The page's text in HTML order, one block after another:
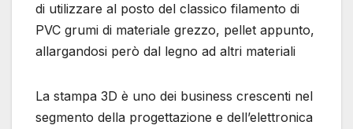
di utilizzare al posto del classico filamento di
PVC grumi di materiale grezzo, pellet appunto,
allargandosi però dal legno ad altri materiali
La stampa 3D è uno dei business crescenti nel
segmento della progettazione e dell’elettronica